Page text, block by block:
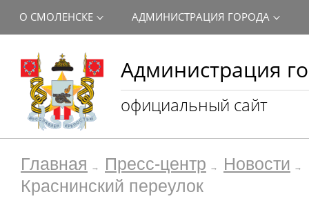
Администрация
официальный сайт
О СМОЛЕНСКЕ АДМИНИСТРАЦИЯ ГОРОДА
Главная Пресс-центр Новости
Краснинский переулок